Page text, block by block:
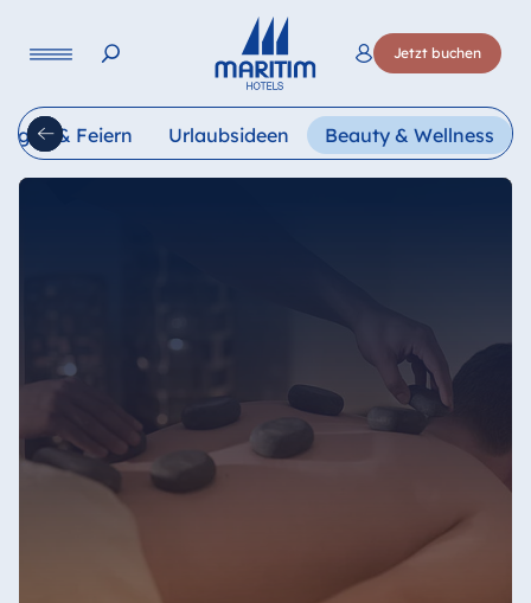
Jetzt buchen
Français Italiano
& Feiern Urlaubsideen Beauty & Wellness